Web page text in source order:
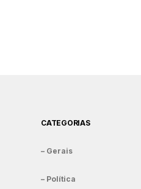
CATEGORIAS
– Gerais
– Política